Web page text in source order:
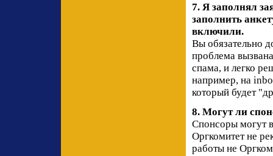
7. Я заполнял
заполнить
включили.
Вы обязательно
проблема
спама, и легко
например, на
который будет
8. Могут ли
Спонсоры могут
Оргкомитет не
работы не